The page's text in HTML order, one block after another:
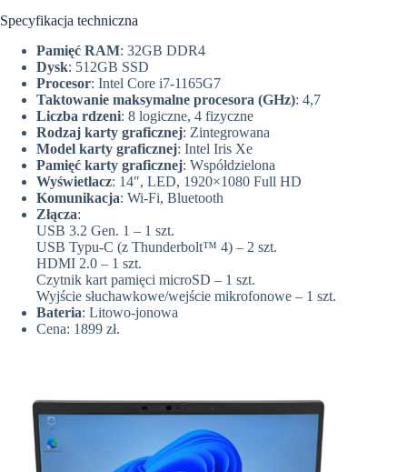
Specyfikacja techniczna
Pamięć RAM: 32GB DDR4
Dysk: 512GB SSD
Procesor: Intel Core i7-1165G7
Taktowanie maksymalne procesora (GHz): 4,7
Liczba rdzeni: 8 logiczne, 4 fizyczne
Rodzaj karty graficznej: Zintegrowana
Model karty graficznej: Intel Iris Xe
Pamięć karty graficznej: Współdzielona
Wyświetlacz: 14″, LED, 1920×1080 Full HD
Komunikacja: Wi-Fi, Bluetooth
Złącza:
USB 3.2 Gen. 1 – 1 szt.
USB Typu-C (z Thunderbolt™ 4) – 2 szt.
HDMI 2.0 – 1 szt.
Czytnik kart pamięci microSD – 1 szt.
Wyjście słuchawkowe/wejście mikrofonowe – 1 szt.
Bateria: Litowo-jonowa
Cena: 1899 zł.